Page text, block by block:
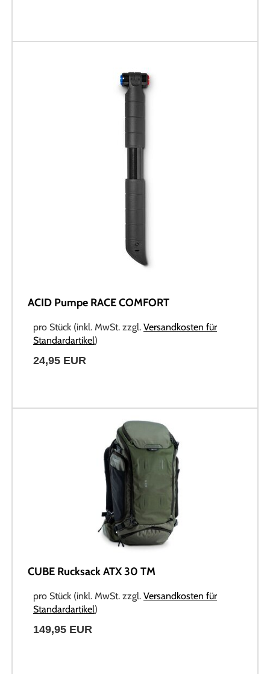
ACID Pumpe RACE COMFORT
pro Stück (inkl. MwSt. zzgl. Versandkosten für
Standardartikel)
24,95 EUR
CUBE Rucksack ATX 30 TM
pro Stück (inkl. MwSt. zzgl. Versandkosten für
Standardartikel)
149,95 EUR